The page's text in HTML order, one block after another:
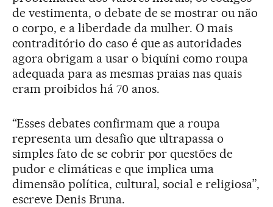
de vestimenta, o debate de se mostrar ou não
o corpo, e a liberdade da mulher. O mais
contraditório do caso é que as autoridades
agora obrigam a usar o biquíni como roupa
adequada para as mesmas praias nas quais
eram proibidos há 70 anos.
“Esses debates confirmam que a roupa
representa um desafio que ultrapassa o
simples fato de se cobrir por questões de
pudor e climáticas e que implica uma
dimensão política, cultural, social e religiosa”,
escreve Denis Bruna.